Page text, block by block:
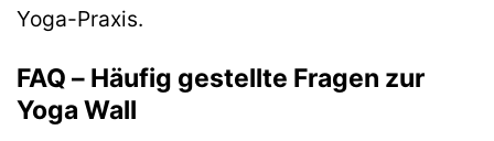
Yoga-Praxis.
FAQ – Häufig gestellte Fragen zur
Yoga Wall